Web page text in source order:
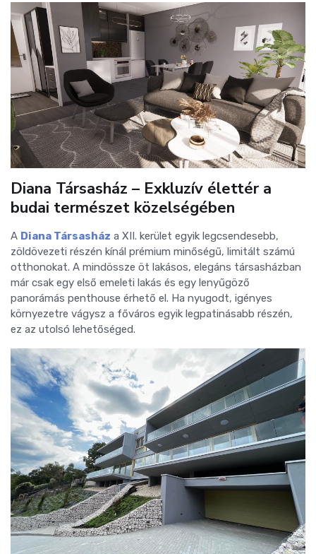
Diana Társasház – Exkluzív élettér a
budai természet közelségében
A Diana Társasház a XII. kerület egyik legcsendesebb,
zöldövezeti részén kínál prémium minőségű, limitált számú
otthonokat. A mindössze öt lakásos, elegáns társasházban
már csak egy első emeleti lakás és egy lenyűgöző
panorámás penthouse érhető el. Ha nyugodt, igényes
környezetre vágysz a főváros egyik legpatinásabb részén,
ez az utolsó lehetőséged.